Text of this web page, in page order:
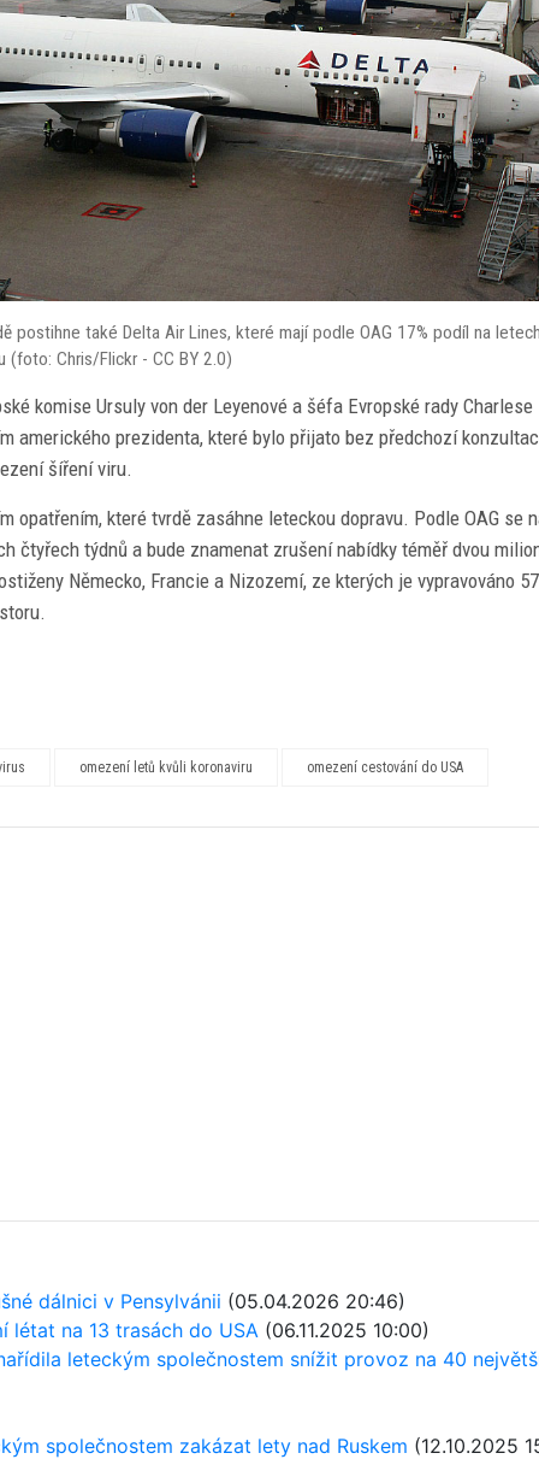
postihne také Delta Air Lines, které mají podle OAG 17% podíl na
(foto: Chris/Flickr - CC BY 2.0)
komise Ursuly von der Leyenové a šéfa Evropské rady Charlese
amerického prezidenta, které bylo přijato bez předchozí
šíření viru.
opatřením, které tvrdě zasáhne leteckou dopravu. Podle OAG se
čtyřech týdnů a bude znamenat zrušení nabídky téměř dvou
Německo, Francie a Nizozemí, ze kterých je vypravováno
omezení letů kvůli koronaviru omezení cestování do USA
dálnici v Pensylvánii (05.04.2026 20:46)
létat na 13 trasách do USA (06.11.2025 10:00)
leteckým společnostem snížit provoz na 40
společnostem zakázat lety nad Ruskem (12.10.2025